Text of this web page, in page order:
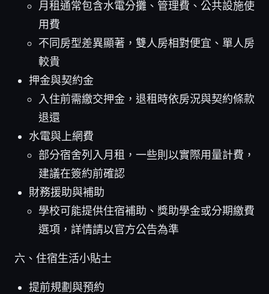
月租通常包含水電分攤、管理費、公共設施使
用費
不同房型差異顯著，雙人房相對便宜、單人房
較貴
押金與契約金
入住前需繳交押金，退租時依房況與契約條款
退還
水電與上網費
部分宿舍列入月租，一些則以實際用量計費，
建議在簽約前確認
財務援助與補助
學校可能提供住宿補助、獎助學金或分期繳費
選項，詳情請以官方公告為準
六、住宿生活小貼士
提前規劃與預約